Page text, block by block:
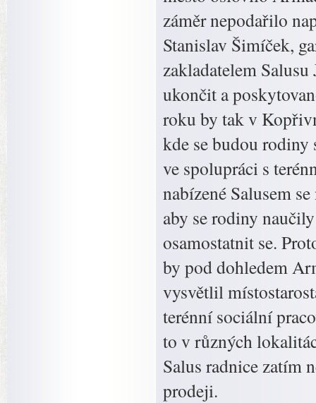
záměr nepodařilo
Stanislav Šimíček,
zakladatelem
ukončit a
roku by tak v
kde se budou
ve spolupráci s
nabízené Salusem
aby se rodiny
osamostatnit se.
by pod dohledem
vysvětlil
terénní sociální
to v různých
Salus radnice zatím
prodeji.